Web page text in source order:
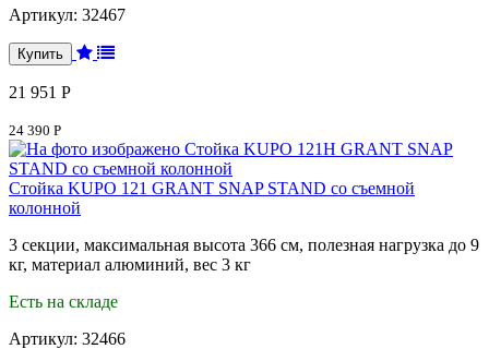
Артикул: 32467
21 951 Р
24 390 Р
Стойка KUPO 121 GRANT SNAP STAND со съемной
колонной
3 секции, максимальная высота 366 см, полезная нагрузка до 9
кг, материал алюминий, вес 3 кг
Есть на складе
Артикул: 32466